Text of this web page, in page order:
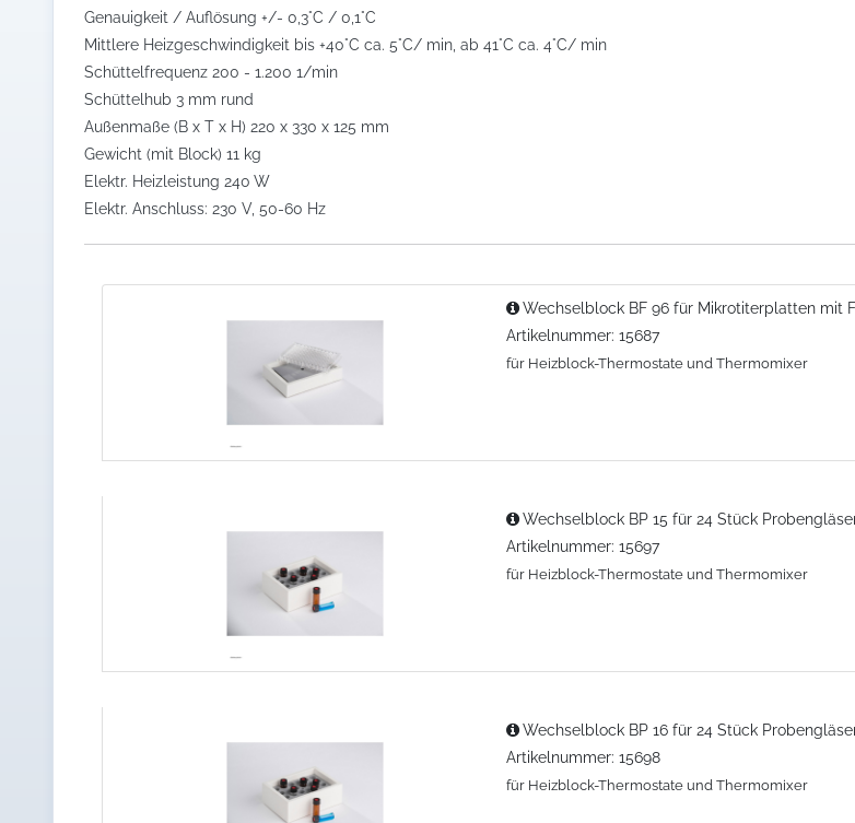
Genauigkeit / Auflösung +/- 0,3°C / 0,1°C
Mittlere Heizgeschwindigkeit bis +40°C ca. 5°C/ min, ab 41°C ca. 4°C/ min
Schüttelfrequenz 200 - 1.200 1/min
Schüttelhub 3 mm rund
Außenmaße (B x T x H) 220 x 330 x 125 mm
Gewicht (mit Block) 11 kg
Elektr. Heizleistung 240 W
Elektr. Anschluss: 230 V, 50-60 Hz
Wechselblock BF 96 für Mikrotiterplatten mit
Artikelnummer: 15687
für Heizblock-Thermostate und Thermomixer
Wechselblock BP 15 für 24 Stück
Artikelnummer: 15697
für Heizblock-Thermostate und Thermomixer
Wechselblock BP 16 für 24 Stück
Artikelnummer: 15698
für Heizblock-Thermostate und Thermomixer